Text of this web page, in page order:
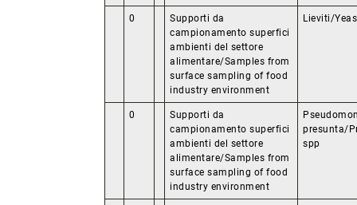
0
Supporti da
campionamento superfici
ambienti del settore
alimentare/Samples from
surface sampling of food
industry environment
Lieviti/
0
Supporti da
campionamento superfici
ambienti del settore
alimentare/Samples from
surface sampling of food
industry environment
presunta/
spp